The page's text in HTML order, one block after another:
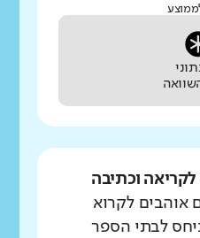
וכתיבה
אוהבים לקרוא
לבתי הספר